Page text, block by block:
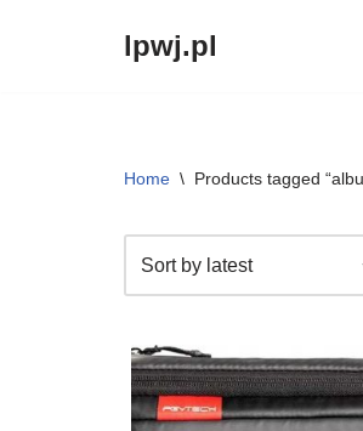
lpwj.pl
Home \ Products tagged